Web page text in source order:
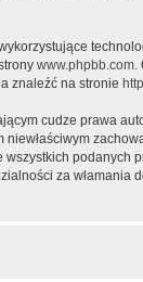
wykorzystujące
www.phpbb.com
znaleźć na stronie
cudze prawa
wszystkich podanych
za włamania